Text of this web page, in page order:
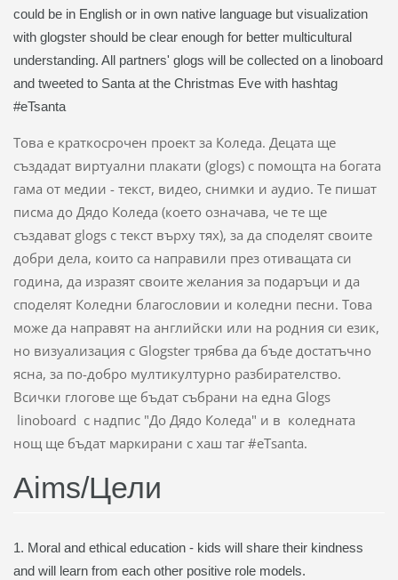
could be in English or in own native language but visualization
with glogster should be clear enough for better multicultural
understanding. All partners' glogs will be collected on a linoboard
and tweeted to Santa at the Christmas Eve with hashtag
#eTsanta
Това е краткосрочен проект за Коледа. Децата ще
създадат виртуални плакати (glogs) с помощта на богата
гама от медии - текст, видео, снимки и аудио. Те пишат
писма до Дядо Коледа (което означава, че те ще
създават glogs с текст върху тях), за да споделят своите
добри дела, които са направили през отиващата си
година, да изразят своите желания за подаръци и да
споделят Коледни благословии и коледни песни. Това
може да направят на английски или на родния си език,
но визуализация с Glogster трябва да бъде достатъчно
ясна, за по-добро мултикултурно разбирателство.
Всички глогове ще бъдат събрани на една Glogs
linoboard с надпис "До Дядо Коледа" и в коледната
нощ ще бъдат маркирани с хаш таг #eTsanta.
Aims/Цели
1. Мoral and ethical education - kids will share their kindness
and will learn from each other positive role models.